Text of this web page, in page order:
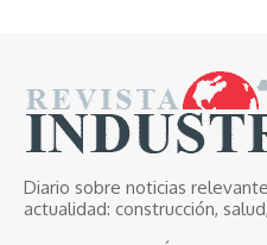
Diario sobre noticias
actualidad: construcción,